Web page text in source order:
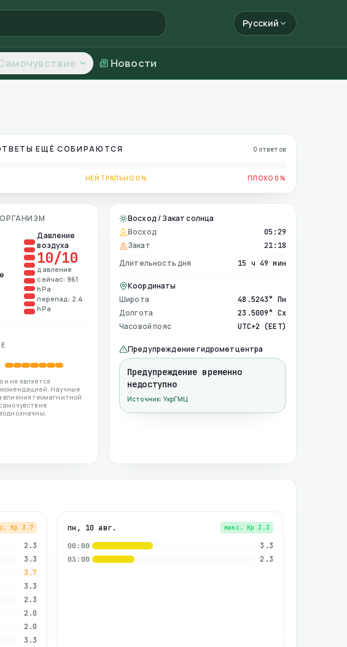
Русский
Новости
ЕЩЁ СОБИРАЮТСЯ 0 ответов
НЕЙТРАЛЬНО 0% ПЛОХО 0%
Давление
воздуха
10/10
давление
сейчас: 961
hPa ·
перепад: 2.4
hPa
не является
Научные
влияния геомагнитной
Восход / Закат солнца
Восход
05:29
Закат 21:18
Длительность дня 15 ч 49 мин
Координаты
Широта
48.5243° Пн
Долгота 23.5009° Сх
Часовой пояс UTC+2 (EET)
Предупреждение гидрометцентра
Предупреждение временно
недоступно
Источник: УкрГМЦ
Kp 3.7
2.3
3.3
3.7
3.3
2.3
2.0
2.0
3.3
пн, 10 авг. макс. Kp 3.3
00:00 3.3
03:00 2.3